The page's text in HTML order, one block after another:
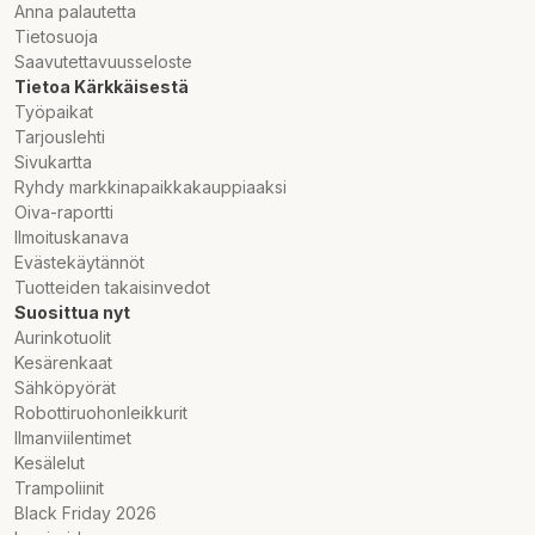
Anna palautetta
Tietosuoja
Saavutettavuusseloste
Tietoa Kärkkäisestä
Työpaikat
Tarjouslehti
Sivukartta
Ryhdy markkinapaikkakauppiaaksi
Oiva-raportti
Ilmoituskanava
Evästekäytännöt
Tuotteiden takaisinvedot
Suosittua nyt
Aurinkotuolit
Kesärenkaat
Sähköpyörät
Robottiruohonleikkurit
Ilmanviilentimet
Kesälelut
Trampoliinit
Black Friday 2026